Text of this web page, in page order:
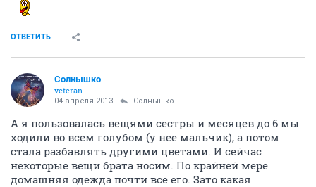
ОТВЕТИТЬ
Солнышко
veteran
04 апреля 2013 Солнышко
А я пользовалась вещями сестры и месяцев до 6 мы
ходили во всем голубом (у нее мальчик), а потом
стала разбавлять другими цветами. И сейчас
некоторые вещи брата носим. По крайней мере
домашняя одежда почти все его. Зато какая